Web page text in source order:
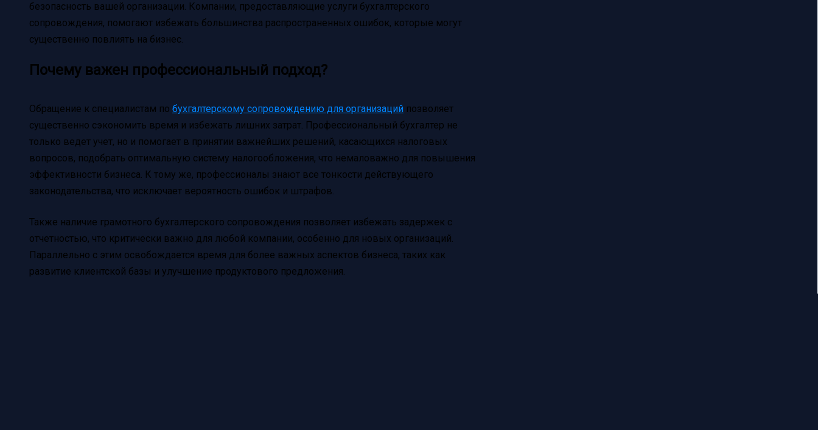
безопасность вашей организации. Компании, предоставляющие услуги бухгалтерского
сопровождения, помогают избежать большинства распространенных ошибок, которые могут
существенно повлиять на бизнес.
Почему важен профессиональный подход?
Обращение к специалистам по бухгалтерскому сопровождению для организаций позволяет
существенно сэкономить время и избежать лишних затрат. Профессиональный бухгалтер не
только ведет учет, но и помогает в принятии важнейших решений, касающихся налоговых
вопросов, подобрать оптимальную систему налогообложения, что немаловажно для повышения
эффективности бизнеса. К тому же, профессионалы знают все тонкости действующего
законодательства, что исключает вероятность ошибок и штрафов.
Также наличие грамотного бухгалтерского сопровождения позволяет избежать задержек с
отчетностью, что критически важно для любой компании, особенно для новых организаций.
Параллельно с этим освобождается время для более важных аспектов бизнеса, таких как
развитие клиентской базы и улучшение продуктового предложения.